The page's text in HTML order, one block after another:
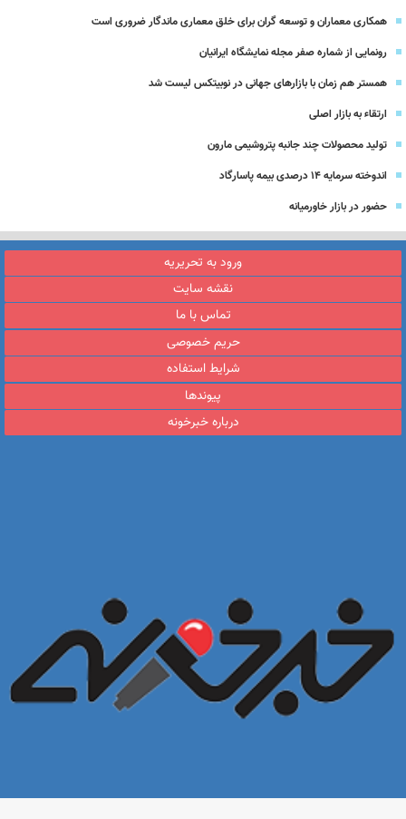
همکاری معماران و توسعه گران برای خلق معماری ماندگار ضروری است
رونمایی از شماره صفر مجله نمایشگاه ایرانیان
همستر هم زمان با بازارهای جهانی در نوبیتکس لیست شد
ارتقاء به بازار اصلی
تولید محصولات چند جانبه پتروشیمی مارون
اندوخته سرمایه 14 درصدی بیمه پاسارگاد
حضور در بازار خاورمیانه
ورود به تحریریه
نقشه سایت
تماس با ما
حریم خصوصی
شرایط استفاده
پیوندها
درباره خبرخونه